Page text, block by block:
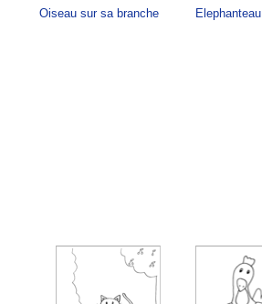
Oiseau sur sa branche Elephanteau